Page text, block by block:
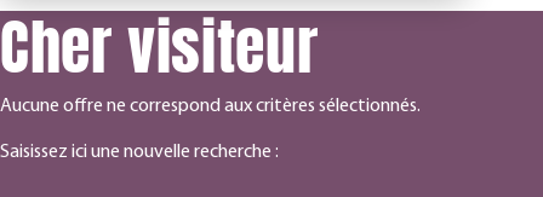
Cher visiteur
Aucune offre ne correspond aux critères sélectionnés.
Saisissez ici une nouvelle recherche :